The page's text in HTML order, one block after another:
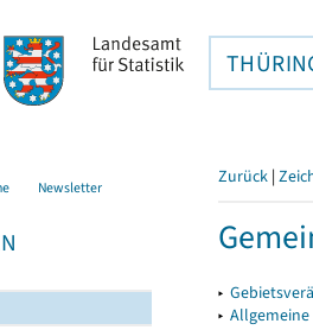
Newsletter Zurück |
▸
▸